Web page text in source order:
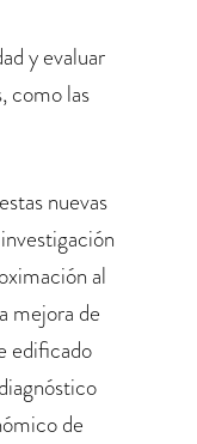
y evaluar
como las
nuevas
al
mejora de
edificado
de